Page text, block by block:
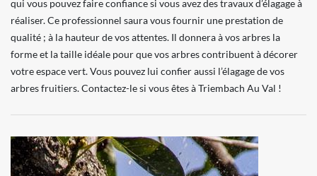
qui vous pouvez faire confiance si vous avez des travaux d’élagage à
réaliser. Ce professionnel saura vous fournir une prestation de
qualité ; à la hauteur de vos attentes. Il donnera à vos arbres la
forme et la taille idéale pour que vos arbres contribuent à décorer
votre espace vert. Vous pouvez lui confier aussi l’élagage de vos
arbres fruitiers. Contactez-le si vous êtes à Triembach Au Val !